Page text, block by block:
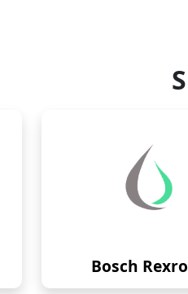
Bosch